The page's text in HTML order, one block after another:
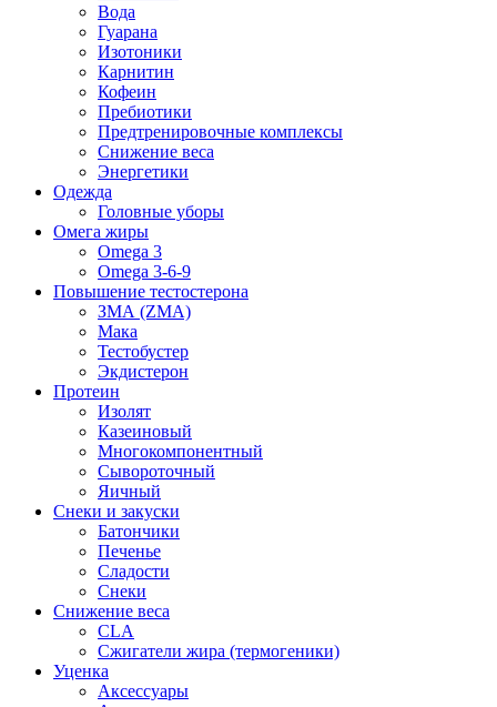
Вода
Гуарана
Изотоники
Карнитин
Кофеин
Пребиотики
Предтренировочные комплексы
Снижение веса
Энергетики
Одежда
Головные уборы
Омега жиры
Omega 3
Omega 3-6-9
Повышение тестостерона
ЗМА (ZMA)
Мака
Тестобустер
Экдистерон
Протеин
Изолят
Казеиновый
Многокомпонентный
Сывороточный
Яичный
Снеки и закуски
Батончики
Печенье
Сладости
Снеки
Снижение веса
CLA
Сжигатели жира (термогеники)
Уценка
Аксессуары